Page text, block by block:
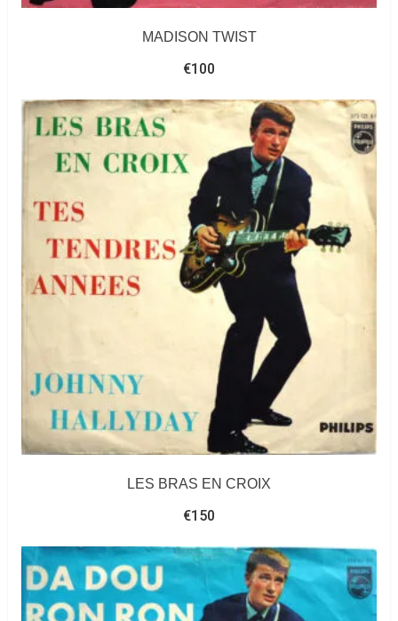
MADISON TWIST
€100
LES BRAS EN CROIX
€150